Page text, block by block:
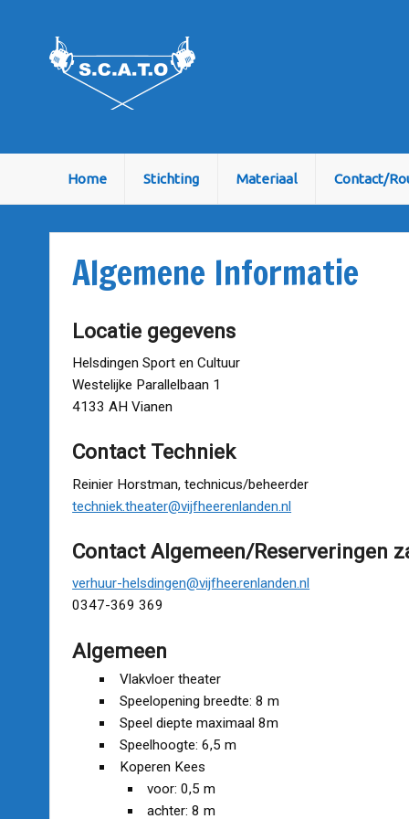
Home Stichting Materiaal Contact/
Algemene Informatie
Locatie gegevens
Helsdingen Sport en Cultuur
Westelijke Parallelbaan 1
4133 AH Vianen
Contact Techniek
Reinier Horstman, technicus/beheerder
techniek.theater@vijfheerenlanden.nl
Contact Algemeen/Reserveringen
verhuur-helsdingen@vijfheerenlanden.nl
0347-369 369
Algemeen
Vlakvloer theater
Speelopening breedte: 8 m
Speel diepte maximaal 8m
Speelhoogte: 6,5 m
Koperen Kees
voor: 0,5 m
achter: 8 m